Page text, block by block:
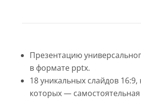
Презентацию
в формате pptx.
18 уникальных слайдов
которых —